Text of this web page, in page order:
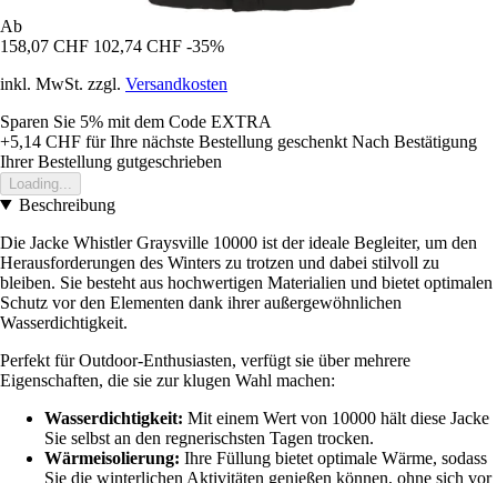
Ab
158,07 CHF 102,74 CHF -35%
inkl. MwSt. zzgl. Versandkosten
Sparen Sie 5% mit dem Code EXTRA
+5,14 CHF für Ihre nächste Bestellung geschenkt Nach Bestätigung
Ihrer Bestellung gutgeschrieben
Loading...
Beschreibung
Die Jacke Whistler Graysville 10000 ist der ideale Begleiter, um den
Herausforderungen des Winters zu trotzen und dabei stilvoll zu
bleiben. Sie besteht aus hochwertigen Materialien und bietet optimalen
Schutz vor den Elementen dank ihrer außergewöhnlichen
Wasserdichtigkeit.
Perfekt für Outdoor-Enthusiasten, verfügt sie über mehrere
Eigenschaften, die sie zur klugen Wahl machen:
Wasserdichtigkeit: Mit einem Wert von 10000 hält diese Jacke
Sie selbst an den regnerischsten Tagen trocken.
Wärmeisolierung: Ihre Füllung bietet optimale Wärme, sodass
Sie die winterlichen Aktivitäten genießen können, ohne sich vor